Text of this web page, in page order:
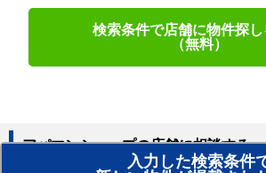
検索条件で店舗に物件探
（無料）
入力した検索条件
アパマンショップの店舗に相談する